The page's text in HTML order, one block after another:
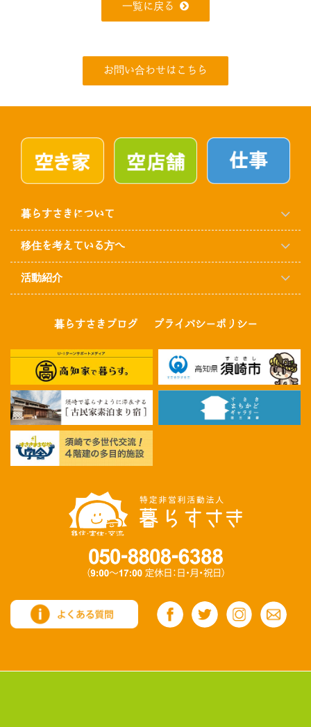
一覧に戻る
お問い合わせはこちら
暮らすさきについて
移住を考えている方へ
活動紹介
暮らすさきブログ プライバシーポリシー